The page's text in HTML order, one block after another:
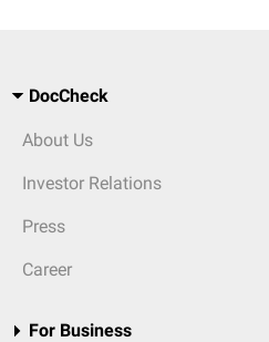
DocCheck
About Us
Investor Relations
Press
Career
For Business